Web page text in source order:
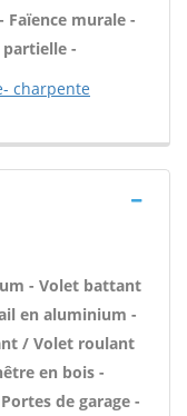
Faïence murale -
-
charpente
- Volet battant
en aluminium -
/ Volet roulant
en bois -
de garage -